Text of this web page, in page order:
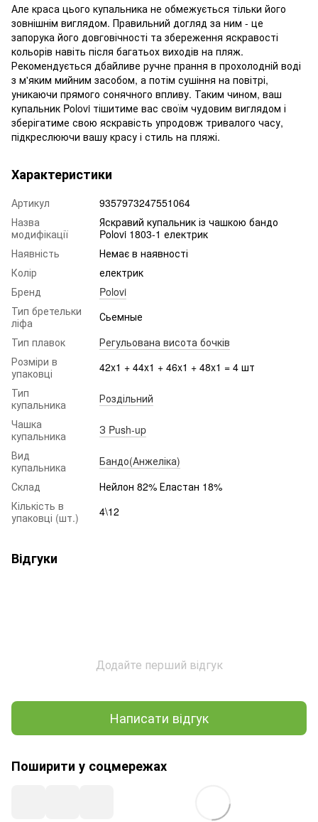
Але краса цього купальника не обмежується тільки його
зовнішнім виглядом. Правильний догляд за ним - це
запорука його довговічності та збереження яскравості
кольорів навіть після багатьох виходів на пляж.
Рекомендується дбайливе ручне прання в прохолодній воді
з м'яким мийним засобом, а потім сушіння на повітрі,
уникаючи прямого сонячного впливу. Таким чином, ваш
купальник Polovi тішитиме вас своїм чудовим виглядом і
зберігатиме свою яскравість упродовж тривалого часу,
підкреслюючи вашу красу і стиль на пляжі.
Характеристики
Артикул
9357973247551064
Назва
модифікації
Яскравий купальник із чашкою бандо
Polovi 1803-1 електрик
Наявність
Немає в наявності
Колір
електрик
Бренд
Polovi
Тип бретельки
ліфа
Сьемные
Тип плавок
Регульована висота бочків
Розміри в
упаковці
42x1 + 44x1 + 46x1 + 48x1 = 4 шт
Тип
купальника
Роздільний
Чашка
купальника
З Push-up
Вид
купальника
Бандо(Анжеліка)
Склад
Нейлон 82% Еластан 18%
Кількість в
упаковці (шт.)
4\12
Відгуки
Додайте перший відгук
Написати відгук
Поширити у соцмережах